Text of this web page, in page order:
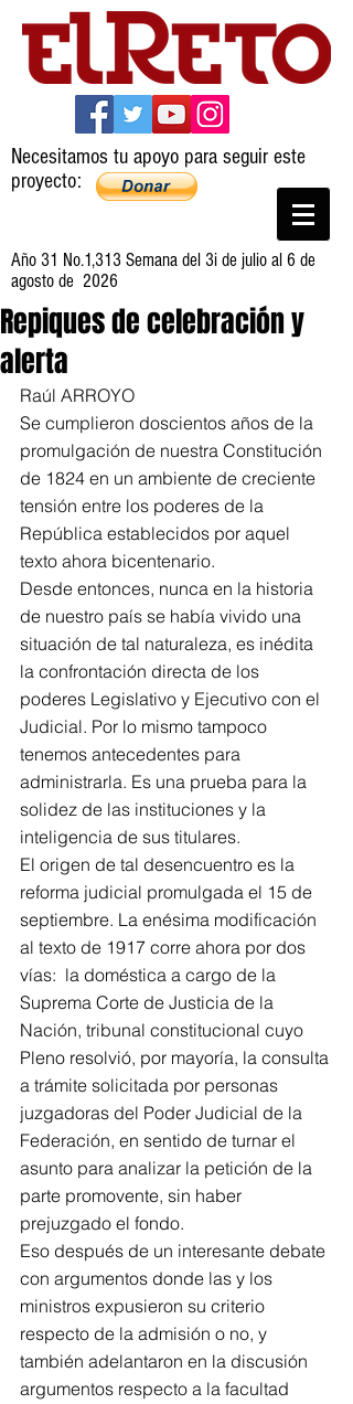
Necesitamos tu apoyo para seguir este
proyecto:
Año 31 No.1,313 Semana del 3i de julio al 6 de
agosto de 2026
Repiques de celebración y
alerta
Raúl ARROYO
Se cumplieron doscientos años de la
promulgación de nuestra Constitución
de 1824 en un ambiente de creciente
tensión entre los poderes de la
República establecidos por aquel
texto ahora bicentenario.
Desde entonces, nunca en la historia
de nuestro país se había vivido una
situación de tal naturaleza, es inédita
la confrontación directa de los
poderes Legislativo y Ejecutivo con el
Judicial. Por lo mismo tampoco
tenemos antecedentes para
administrarla. Es una prueba para la
solidez de las instituciones y la
inteligencia de sus titulares.
El origen de tal desencuentro es la
reforma judicial promulgada el 15 de
septiembre. La enésima modificación
al texto de 1917 corre ahora por dos
vías:  la doméstica a cargo de la
Suprema Corte de Justicia de la
Nación, tribunal constitucional cuyo
Pleno resolvió, por mayoría, la consulta
a trámite solicitada por personas
juzgadoras del Poder Judicial de la
Federación, en sentido de turnar el
asunto para analizar la petición de la
parte promovente, sin haber
prejuzgado el fondo.
Eso después de un interesante debate
con argumentos donde las y los
ministros expusieron su criterio
respecto de la admisión o no, y
también adelantaron en la discusión
argumentos respecto a la facultad